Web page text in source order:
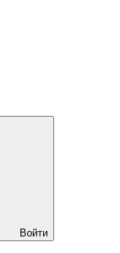
Войти